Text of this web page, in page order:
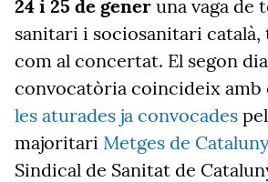
24 i 25 de gener una vaga de
sanitari i sociosanitari català,
com al concertat. El segon
convocatòria coincideix amb
les aturades ja convocades
majoritari Metges de
Sindical de Sanitat de